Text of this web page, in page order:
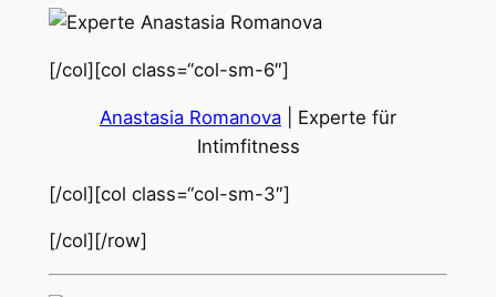
[/col][col class=“col-sm-6″]
Anastasia Romanova | Experte für
Intimfitness
[/col][col class=“col-sm-3″]
[/col][/row]